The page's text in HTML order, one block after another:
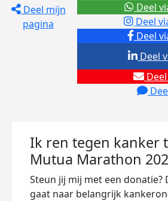
Deel mijn
pagina
Deel
Deel
Deel
Deel
Deel
Ik ren tegen kanker
Mutua Marathon
Steun jij mij met een donatie?
gaat naar belangrijk